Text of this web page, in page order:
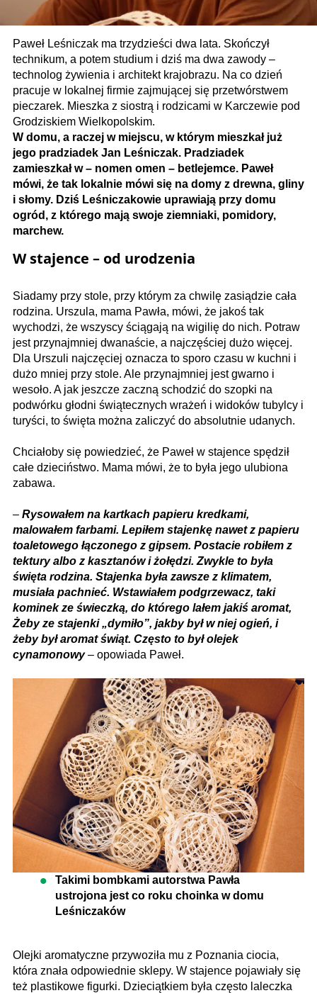
Paweł Leśniczak ma trzydzieści dwa lata. Skończył
technikum, a potem studium i dziś ma dwa zawody –
technolog żywienia i architekt krajobrazu. Na co dzień
pracuje w lokalnej firmie zajmującej się przetwórstwem
pieczarek. Mieszka z siostrą i rodzicami w Karczewie pod
Grodziskiem Wielkopolskim.
W domu, a raczej w miejscu, w którym mieszkał już
jego pradziadek Jan Leśniczak. Pradziadek
zamieszkał w – nomen omen – betlejemce. Paweł
mówi, że tak lokalnie mówi się na domy z drewna, gliny
i słomy. Dziś Leśniczakowie uprawiają przy domu
ogród, z którego mają swoje ziemniaki, pomidory,
marchew.
W stajence – od urodzenia
Siadamy przy stole, przy którym za chwilę zasiądzie cała
rodzina. Urszula, mama Pawła, mówi, że jakoś tak
wychodzi, że wszyscy ściągają na wigilię do nich. Potraw
jest przynajmniej dwanaście, a najczęściej dużo więcej.
Dla Urszuli najczęciej oznacza to sporo czasu w kuchni i
dużo mniej przy stole. Ale przynajmniej jest gwarno i
wesoło. A jak jeszcze zaczną schodzić do szopki na
podwórku głodni świątecznych wrażeń i widoków tubylcy i
turyści, to święta można zaliczyć do absolutnie udanych.
Chciałoby się powiedzieć, że Paweł w stajence spędził
całe dzieciństwo. Mama mówi, że to była jego ulubiona
zabawa.
– Rysowałem na kartkach papieru kredkami,
malowałem farbami. Lepiłem stajenkę nawet z papieru
toaletowego łączonego z gipsem. Postacie robiłem z
tektury albo z kasztanów i żołędzi. Zwykle to była
święta rodzina. Stajenka była zawsze z klimatem,
musiała pachnieć. Wstawiałem podgrzewacz, taki
kominek ze świeczką, do którego lałem jakiś aromat,
Żeby ze stajenki „dymiło”, jakby był w niej ogień, i
żeby był aromat świąt. Często to był olejek
cynamonowy– opowiada Paweł.
Takimi bombkami autorstwa Pawła
ustrojona jest co roku choinka w domu
Leśniczaków
Olejki aromatyczne przywoziła mu z Poznania ciocia,
która znała odpowiednie sklepy. W stajence pojawiały się
też plastikowe figurki. Dzieciątkiem była często laleczka